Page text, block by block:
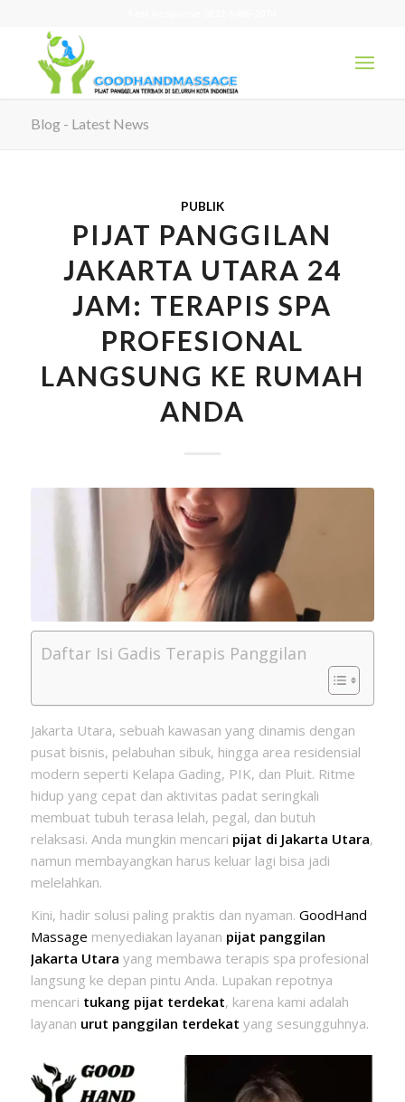
Blog - Latest News
PUBLIK
PIJAT PANGGILAN
JAKARTA UTARA 24
JAM: TERAPIS SPA
PROFESIONAL
LANGSUNG KE RUMAH
ANDA
Daftar Isi Gadis Terapis Panggilan
Jakarta Utara, sebuah kawasan yang dinamis dengan
pusat bisnis, pelabuhan sibuk, hingga area residensial
modern seperti Kelapa Gading, PIK, dan Pluit. Ritme
hidup yang cepat dan aktivitas padat seringkali
membuat tubuh terasa lelah, pegal, dan butuh
relaksasi. Anda mungkin mencari pijat di Jakarta Utara,
namun membayangkan harus keluar lagi bisa jadi
melelahkan.
Kini, hadir solusi paling praktis dan nyaman. GoodHand
Massage menyediakan layanan pijat panggilan
Jakarta Utara yang membawa terapis spa profesional
langsung ke depan pintu Anda. Lupakan repotnya
mencari tukang pijat terdekat, karena kami adalah
layanan urut panggilan terdekat yang sesungguhnya.